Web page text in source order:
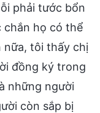
phải tước bổn
chắn họ có thể
tôi thấy chị
đồng ký trong
những người
còn sắp bị